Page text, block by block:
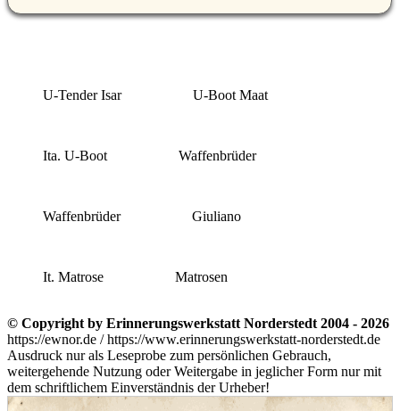
U-Tender Isar U-Boot Maat
Ita. U-Boot Waffenbrüder
Waffenbrüder Giuliano
It. Matrose Matrosen
© Copyright by Erinnerungswerkstatt Norderstedt 2004 - 2026
https://ewnor.de / https://www.erinnerungswerkstatt-norderstedt.de
Ausdruck nur als Leseprobe zum persönlichen Gebrauch,
weitergehende Nutzung oder Weitergabe in jeglicher Form nur mit
dem schriftlichem Einverständnis der Urheber!